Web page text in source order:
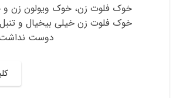
خوک فلوت زن، خوک ویولون زن
خوک فلوت زن خیلی بیخیال و تنبل
دوست نداشت